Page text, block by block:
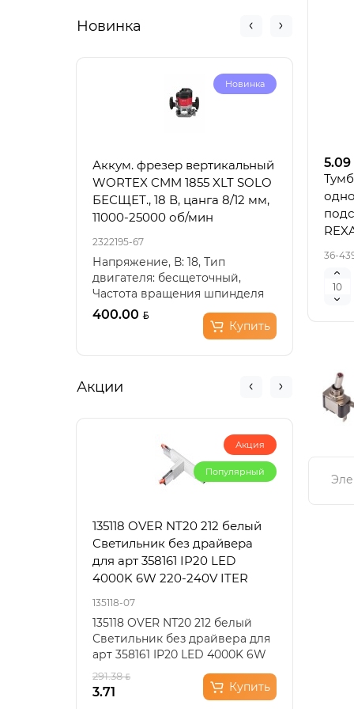
Новинка
Новинка
Аккум. фрезер вертикальный
WORTEX CMM 1855 XLT SOLO
БЕСЩЕТ., 18 В, цанга 8/12 мм,
11000-25000 об/мин
2322195-67
Напряжение, В: 18, Тип
двигателя: бесщеточный,
Частота вращения шпинделя
(холостой ход), мин??: 11..
400.00
Купить
100-
18,
Акции
Акция
Популярный
135118 OVER NT20 212 белый
Светильник без драйвера
для арт 358161 IP20 LED
4000K 6W 220-240V ITER
135118-07
135118 OVER NT20 212 белый
Светильник без драйвера для
арт 358161 IP20 LED 4000K 6W
220-240V ITER..
291.38
3.71 Купить
5.09
36-